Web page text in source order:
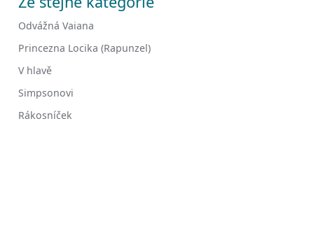
Odvážná Vaiana
Princezna Locika (Rapunzel)
V hlavě
Simpsonovi
Rákosníček